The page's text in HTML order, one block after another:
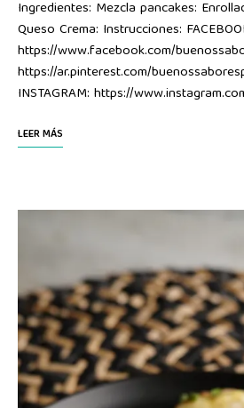
Ingredientes: Mezcla pancakes:
Queso Crema: Instrucciones:
https://www.facebook.com/
https://ar.pinterest.com/
INSTAGRAM: https://
LEER MÁS